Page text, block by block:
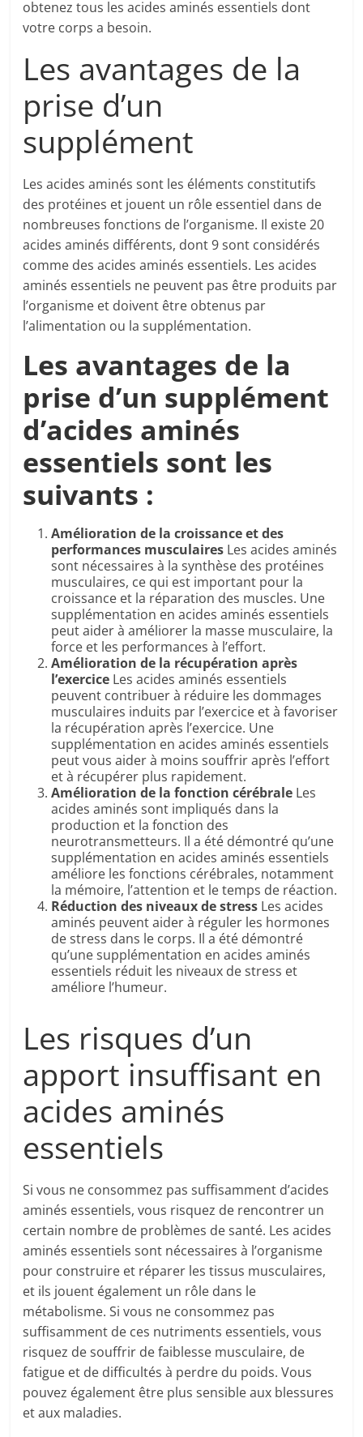
obtenez tous les acides aminés essentiels dont
votre corps a besoin.
Les avantages de la
prise d’un
supplément
Les acides aminés sont les éléments constitutifs
des protéines et jouent un rôle essentiel dans de
nombreuses fonctions de l’organisme. Il existe 20
acides aminés différents, dont 9 sont considérés
comme des acides aminés essentiels. Les acides
aminés essentiels ne peuvent pas être produits par
l’organisme et doivent être obtenus par
l’alimentation ou la supplémentation.
Les avantages de la
prise d’un supplément
d’acides aminés
essentiels sont les
suivants :
Amélioration de la croissance et des
performances musculaires Les acides aminés
sont nécessaires à la synthèse des protéines
musculaires, ce qui est important pour la
croissance et la réparation des muscles. Une
supplémentation en acides aminés essentiels
peut aider à améliorer la masse musculaire, la
force et les performances à l’effort.
Amélioration de la récupération après
l’exercice Les acides aminés essentiels
peuvent contribuer à réduire les dommages
musculaires induits par l’exercice et à favoriser
la récupération après l’exercice. Une
supplémentation en acides aminés essentiels
peut vous aider à moins souffrir après l’effort
et à récupérer plus rapidement.
Amélioration de la fonction cérébrale Les
acides aminés sont impliqués dans la
production et la fonction des
neurotransmetteurs. Il a été démontré qu’une
supplémentation en acides aminés essentiels
améliore les fonctions cérébrales, notamment
la mémoire, l’attention et le temps de réaction.
Réduction des niveaux de stress Les acides
aminés peuvent aider à réguler les hormones
de stress dans le corps. Il a été démontré
qu’une supplémentation en acides aminés
essentiels réduit les niveaux de stress et
améliore l’humeur.
Les risques d’un
apport insuffisant en
acides aminés
essentiels
Si vous ne consommez pas suffisamment d’acides
aminés essentiels, vous risquez de rencontrer un
certain nombre de problèmes de santé. Les acides
aminés essentiels sont nécessaires à l’organisme
pour construire et réparer les tissus musculaires,
et ils jouent également un rôle dans le
métabolisme. Si vous ne consommez pas
suffisamment de ces nutriments essentiels, vous
risquez de souffrir de faiblesse musculaire, de
fatigue et de difficultés à perdre du poids. Vous
pouvez également être plus sensible aux blessures
et aux maladies.